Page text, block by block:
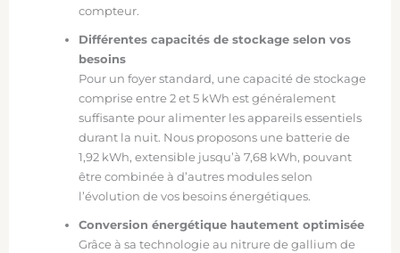
compteur.
Différentes capacités de stockage selon vos
besoins
Pour un foyer standard, une capacité de stockage
comprise entre 2 et 5 kWh est généralement
suffisante pour alimenter les appareils essentiels
durant la nuit. Nous proposons une batterie de
1,92 kWh, extensible jusqu’à 7,68 kWh, pouvant
être combinée à d’autres modules selon
l’évolution de vos besoins énergétiques.
Conversion énergétique hautement optimisée
Grâce à sa technologie au nitrure de gallium de